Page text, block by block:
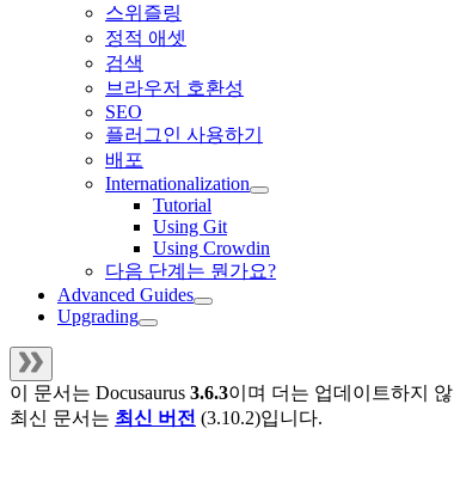
스위즐링
정적 애셋
검색
브라우저 호환성
SEO
플러그인 사용하기
배포
Internationalization
Tutorial
Using Git
Using Crowdin
다음 단계는 뭔가요?
Advanced Guides
Upgrading
이 문서는 Docusaurus 3.6.3이며 더는 업데이트하지
최신 문서는 최신 버전 (3.10.2)입니다.